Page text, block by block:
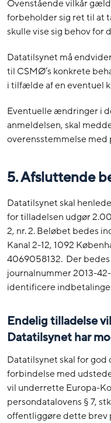
Ovenstående vilkår
forbeholder sig ret til at
skulle vise sig behov for
Datatilsynet må
til CSMØ’s konkrete
i tilfælde af en eventuel
Eventuelle ændringer i
anmeldelsen, skal
overensstemmelse med
5. Afsluttende
Datatilsynet skal
for tilladelsen udgør
2, nr. 2. Beløbet bedes
Kanal 2-12, 1092
4069058132. Der
journalnummer 2013-
identificere
Endelig tilladelse
Datatilsynet har
Datatilsynet skal for
forbindelse med
vil underrette Europa-
persondatalovens § 7,
offentliggøre dette brev